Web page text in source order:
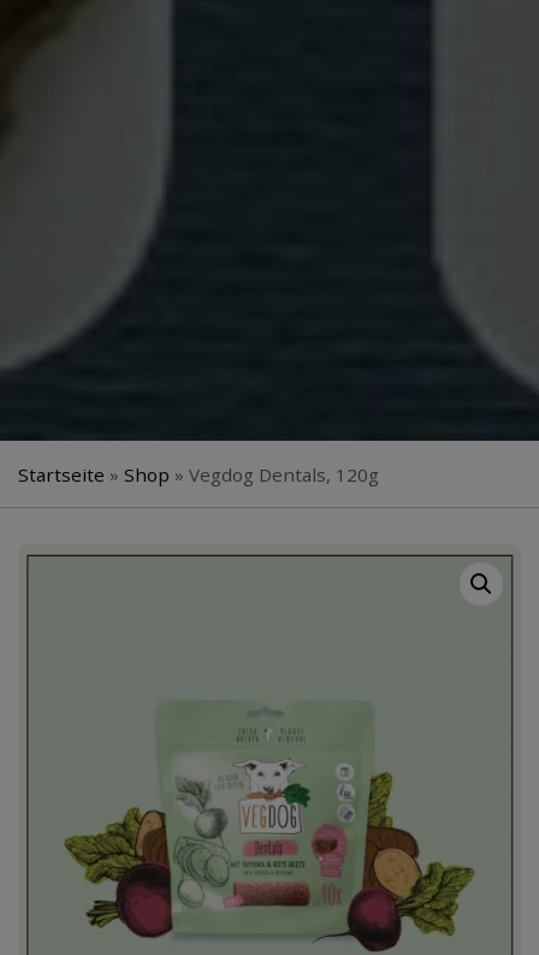
Startseite » Shop » Vegdog Dentals, 120g